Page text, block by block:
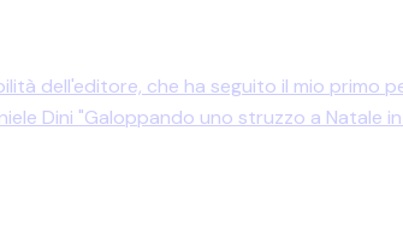
dell'editore, che ha seguito il mio
Dini "Galoppando uno struzzo a Natale